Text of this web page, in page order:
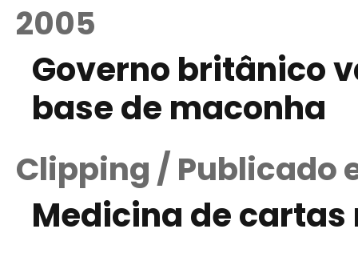
2005
Governo britânico
base de maconha
Clipping / Publicado
Medicina de